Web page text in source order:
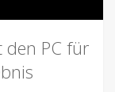
PC für